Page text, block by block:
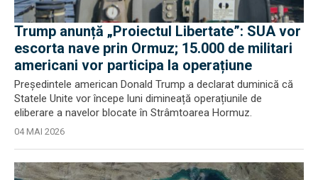
Trump anunță „Proiectul Libertate”: SUA vor
escorta nave prin Ormuz; 15.000 de militari
americani vor participa la operațiune
Președintele american Donald Trump a declarat duminică că
Statele Unite vor începe luni dimineață operațiunile de
eliberare a navelor blocate în Strâmtoarea Hormuz.
04 MAI 2026